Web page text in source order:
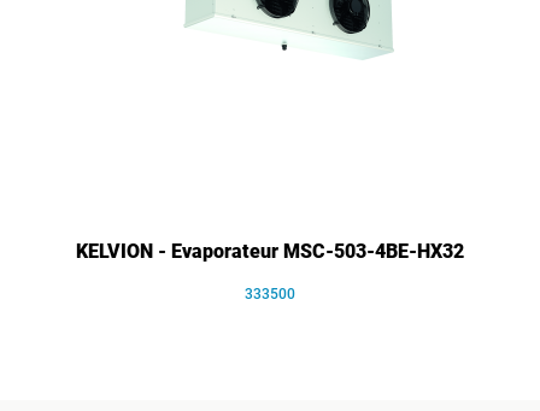
KELVION - Evaporateur MSC-503-4BE-HX32
333500